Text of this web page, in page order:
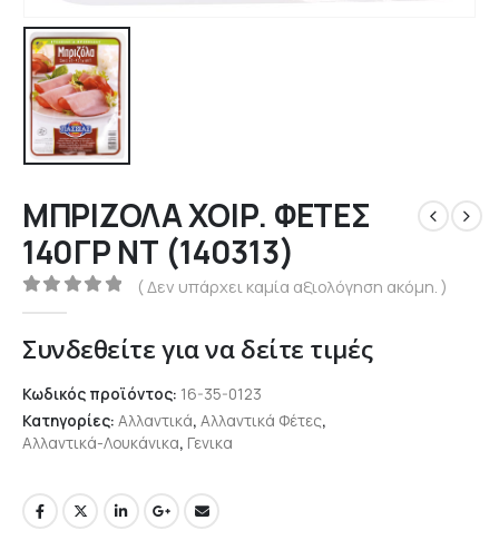
ΜΠΡΙΖΟΛΑ ΧΟΙΡ. ΦΕΤΕΣ
140ΓΡ ΝΤ (140313)
0out of 5
( Δεν υπάρχει καμία αξιολόγηση ακόμη. )
Συνδεθείτε για να δείτε τιμές
Κωδικός προϊόντος: 16-35-0123
Κατηγορίες: Αλλαντικά, Αλλαντικά Φέτες,
Αλλαντικά-Λουκάνικα, Γενικα